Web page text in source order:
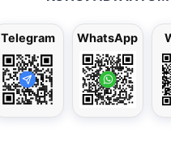
Telegram WhatsApp